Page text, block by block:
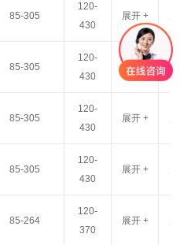
85-305
120-
430
展开 +
85-305
120-
430
展开 +
85-305
120-
430
展开 +
85-305
120-
430
展开 +
85-264
120-
370
展开 +